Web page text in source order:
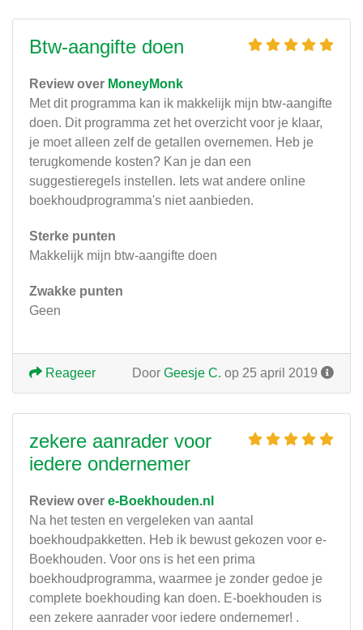
Btw-aangifte doen
Review over MoneyMonk
Met dit programma kan ik makkelijk mijn btw-aangifte
doen. Dit programma zet het overzicht voor je klaar,
je moet alleen zelf de getallen overnemen. Heb je
terugkomende kosten? Kan je dan een
suggestieregels instellen. Iets wat andere online
boekhoudprogramma's niet aanbieden.
Sterke punten
Makkelijk mijn btw-aangifte doen
Zwakke punten
Geen
Door Geesje C. op 25 april 2019
Reageer
zekere aanrader voor
iedere ondernemer
Review over e-Boekhouden.nl
Na het testen en vergeleken van aantal
boekhoudpakketten. Heb ik bewust gekozen voor e-
Boekhouden. Voor ons is het een prima
boekhoudprogramma, waarmee je zonder gedoe je
complete boekhouding kan doen. E-boekhouden is
een zekere aanrader voor iedere ondernemer! .